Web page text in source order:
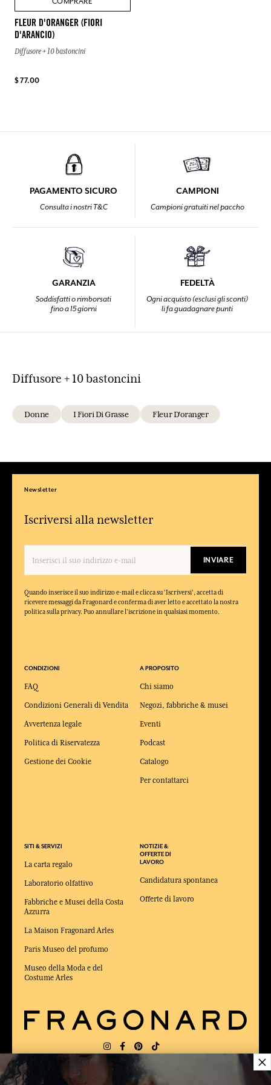
FLEUR D'ORANGER (FIORI
D'ARANCIO)
Diffusore + 10 bastoncini
$ 77.00
PAGAMENTO SICURO
Consulta i nostri T&C
CAMPIONI
Campioni gratuiti nel paccho
GARANZIA
Soddisfatti o rimborsati
fino a 15 giorni
FEDELTÀ
Ogni acquisto (esclusi gli sconti)
li fa guadagnare punti
Diffusore + 10 bastoncini
Donne I Fiori Di Grasse Fleur D'oranger
Newsletter
Iscriversi alla newsletter
INVIARE
Quando inserisce il suo indirizzo e-mail e clicca su 'Iscriversi', accetta di
ricevere messaggi da Fragonard e conferma di aver letto e accettato la nostra
politica sulla privacy. Puo annullare l'iscrizione in qualsiasi momento.
CONDIZIONI
FAQ
Condizioni Generali di Vendita
Avvertenza legale
Politica di Riservatezza
Gestione dei Cookie
SITI & SERVIZI
La carta regalo
Laboratorio olfattivo
Fabbriche e Musei della Costa
Azzurra
La Maison Fragonard Arles
Paris Museo del profumo
Museo della Moda e del
Costume Arles
A PROPOSITO
Chi siamo
Negozi, fabbriche & musei
Eventi
Podcast
Catalogo
Per contattarci
NOTIZIE &
OFFERTE DI
LAVORO
Candidatura spontanea
Offerte di lavoro
CONSEGNA: US LINGUA:
×